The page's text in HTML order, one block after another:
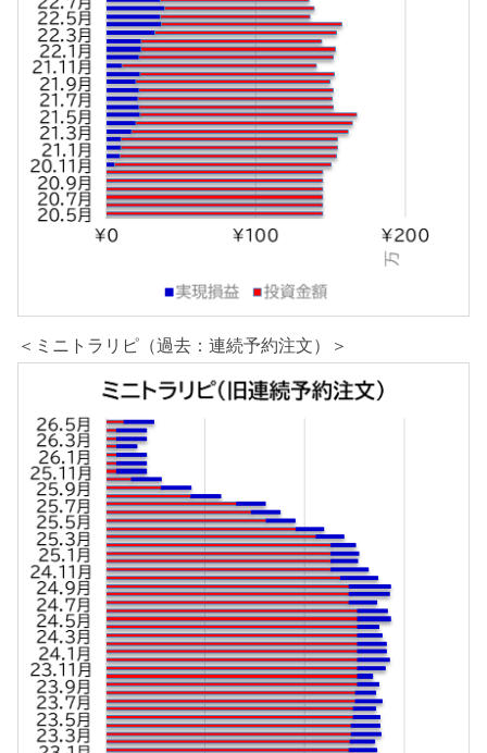
＜ミニトラリピ（過去：連続予約注文）＞